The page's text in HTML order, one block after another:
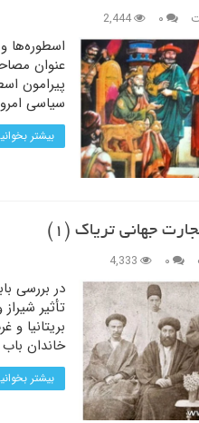
۰ 2,444
اسطوره‌ها
عنوان
پیرامون
سیاسی
بیشتر
جهانی تریاک (۱)
۰ 4,333
در بررسی
تأثیر
بریتانیا
خاندان
بیشتر